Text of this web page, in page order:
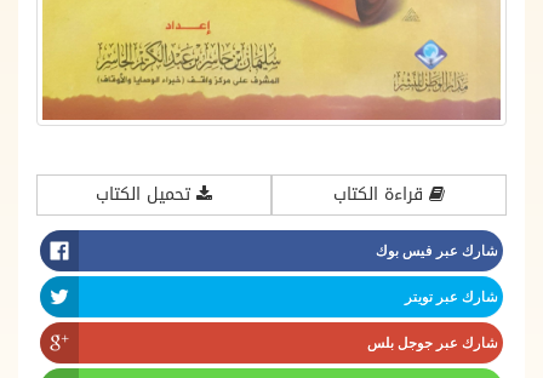
قراءة الكتاب تحميل الكتاب
شارك عبر فيس بوك
شارك عبر تويتر
شارك عبر جوجل بلس